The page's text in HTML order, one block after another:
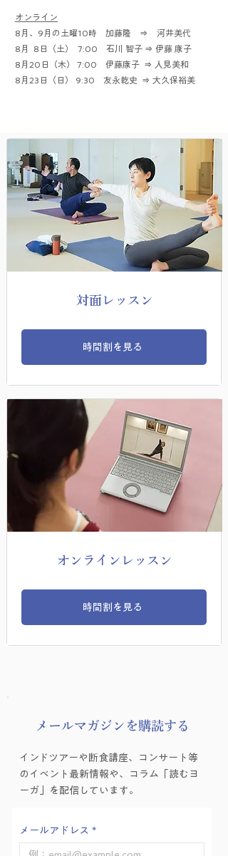
オンライン
8月、9月の土曜10時 加藤隆 ⇒ 河井美代
8月 8日（土） 7:00 石川 智子 ⇒ 伊藤 康子
8月20日（木） 7:00 伊藤康子 ⇒ 人見美和
8月23日（日） 9:30 友永乾史 ⇒ 大久保裕美
​対面レッスン
時間割を見る
オンラインレッスン
時間割を見る
​メールマガジンを購読する
インドツアーや断食講座、コンサート等
のイベント最新情報や、コラム「読むヨ
ーガ」を配信しています。
メールアドレス *